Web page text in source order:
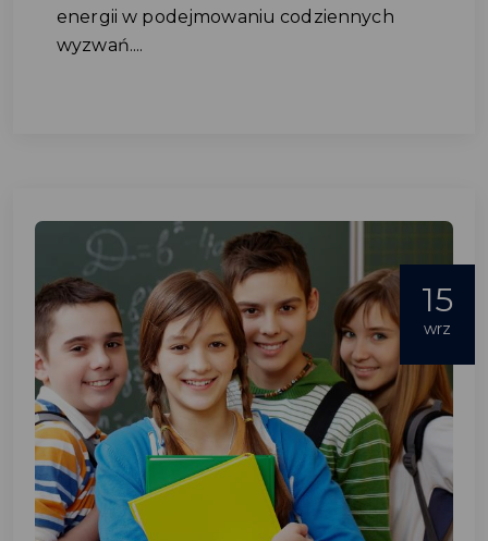
energii w podejmowaniu codziennych
wyzwań....
15
wrz